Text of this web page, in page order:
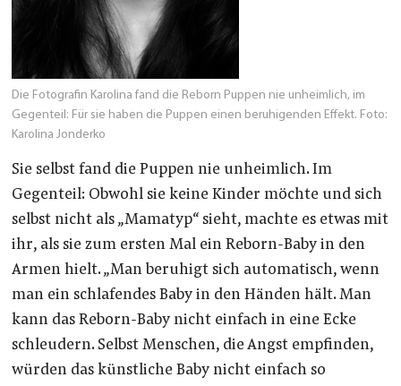
Die Fotografin Karolina fand die Reborn Puppen nie unheimlich, im
Gegenteil: Für sie haben die Puppen einen beruhigenden Effekt. Foto:
Karolina Jonderko
Sie selbst fand die Puppen nie unheimlich. Im
Gegenteil: Obwohl sie keine Kinder möchte und sich
selbst nicht als „Mamatyp“ sieht, machte es etwas mit
ihr, als sie zum ersten Mal ein Reborn-Baby in den
Armen hielt. „Man beruhigt sich automatisch, wenn
man ein schlafendes Baby in den Händen hält. Man
kann das Reborn-Baby nicht einfach in eine Ecke
schleudern. Selbst Menschen, die Angst empfinden,
würden das künstliche Baby nicht einfach so